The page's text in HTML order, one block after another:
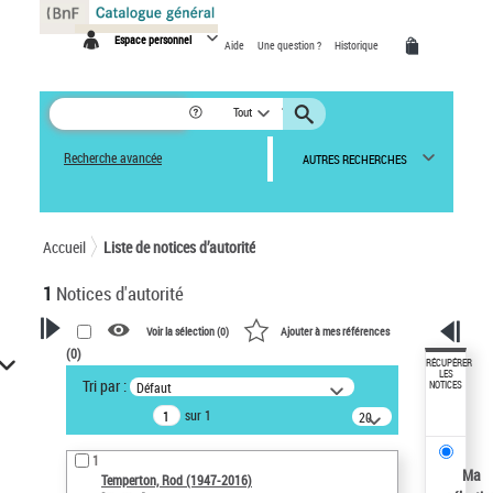
Espace personnel Aide Une question ? Historique
Tout
Recherche avancée AUTRES RECHERCHES
Accueil Liste de notices d’autorité
1 Notices d'autorité
VOTRE RECHERCHE
Recherche avancée dans les
notices d’autorité
Œuvres liées à l'auteur :
Temperton, Rod (1947-2016)
Voir la sélection (0) Ajouter à mes références
(0)
Tri par : Défaut
sur 1
20
résultats/page
1
Temperton, Rod (1947-2016)
RÉCUPÉRER
LES
NOTICES
Ma
Panneau de gestion des cookies